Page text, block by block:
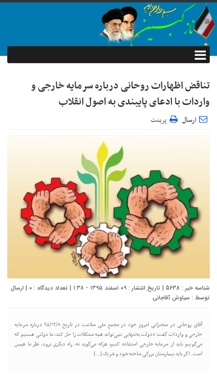
تناقض اظهارات روحانی درباره سرمایه خارجی و
واردات با ادعای پایبندی به اصول انقلاب
ارسال پرینت
شناسه خبر : 5638 | تاریخ انتشار : ۰۹ اسفند ۱۳۹۵ - ۱:۳۸ | تعداد دیدگاه : ۰ | ارسال
توسط : سیاوش آقاجانی
آقای روحانی در سخنرانی امروز خود در مجمع ملی سلامت در تاریخ ۹۵/۱۲/۸ درباره سرمایه
خارجی و واردات گفت: «دولت به‌تنهایی نمی‌تواند همه مشکلات را حل کند، ما دولتی هستیم که
می‌گوییم باید از سرمایه خارجی استفاده کنیم، هرکه می‌گوید نه، راه دیگری برود، نظر ما همین
است. اگر باید بیمارستان بزرگی ساخته شود و شریک […]